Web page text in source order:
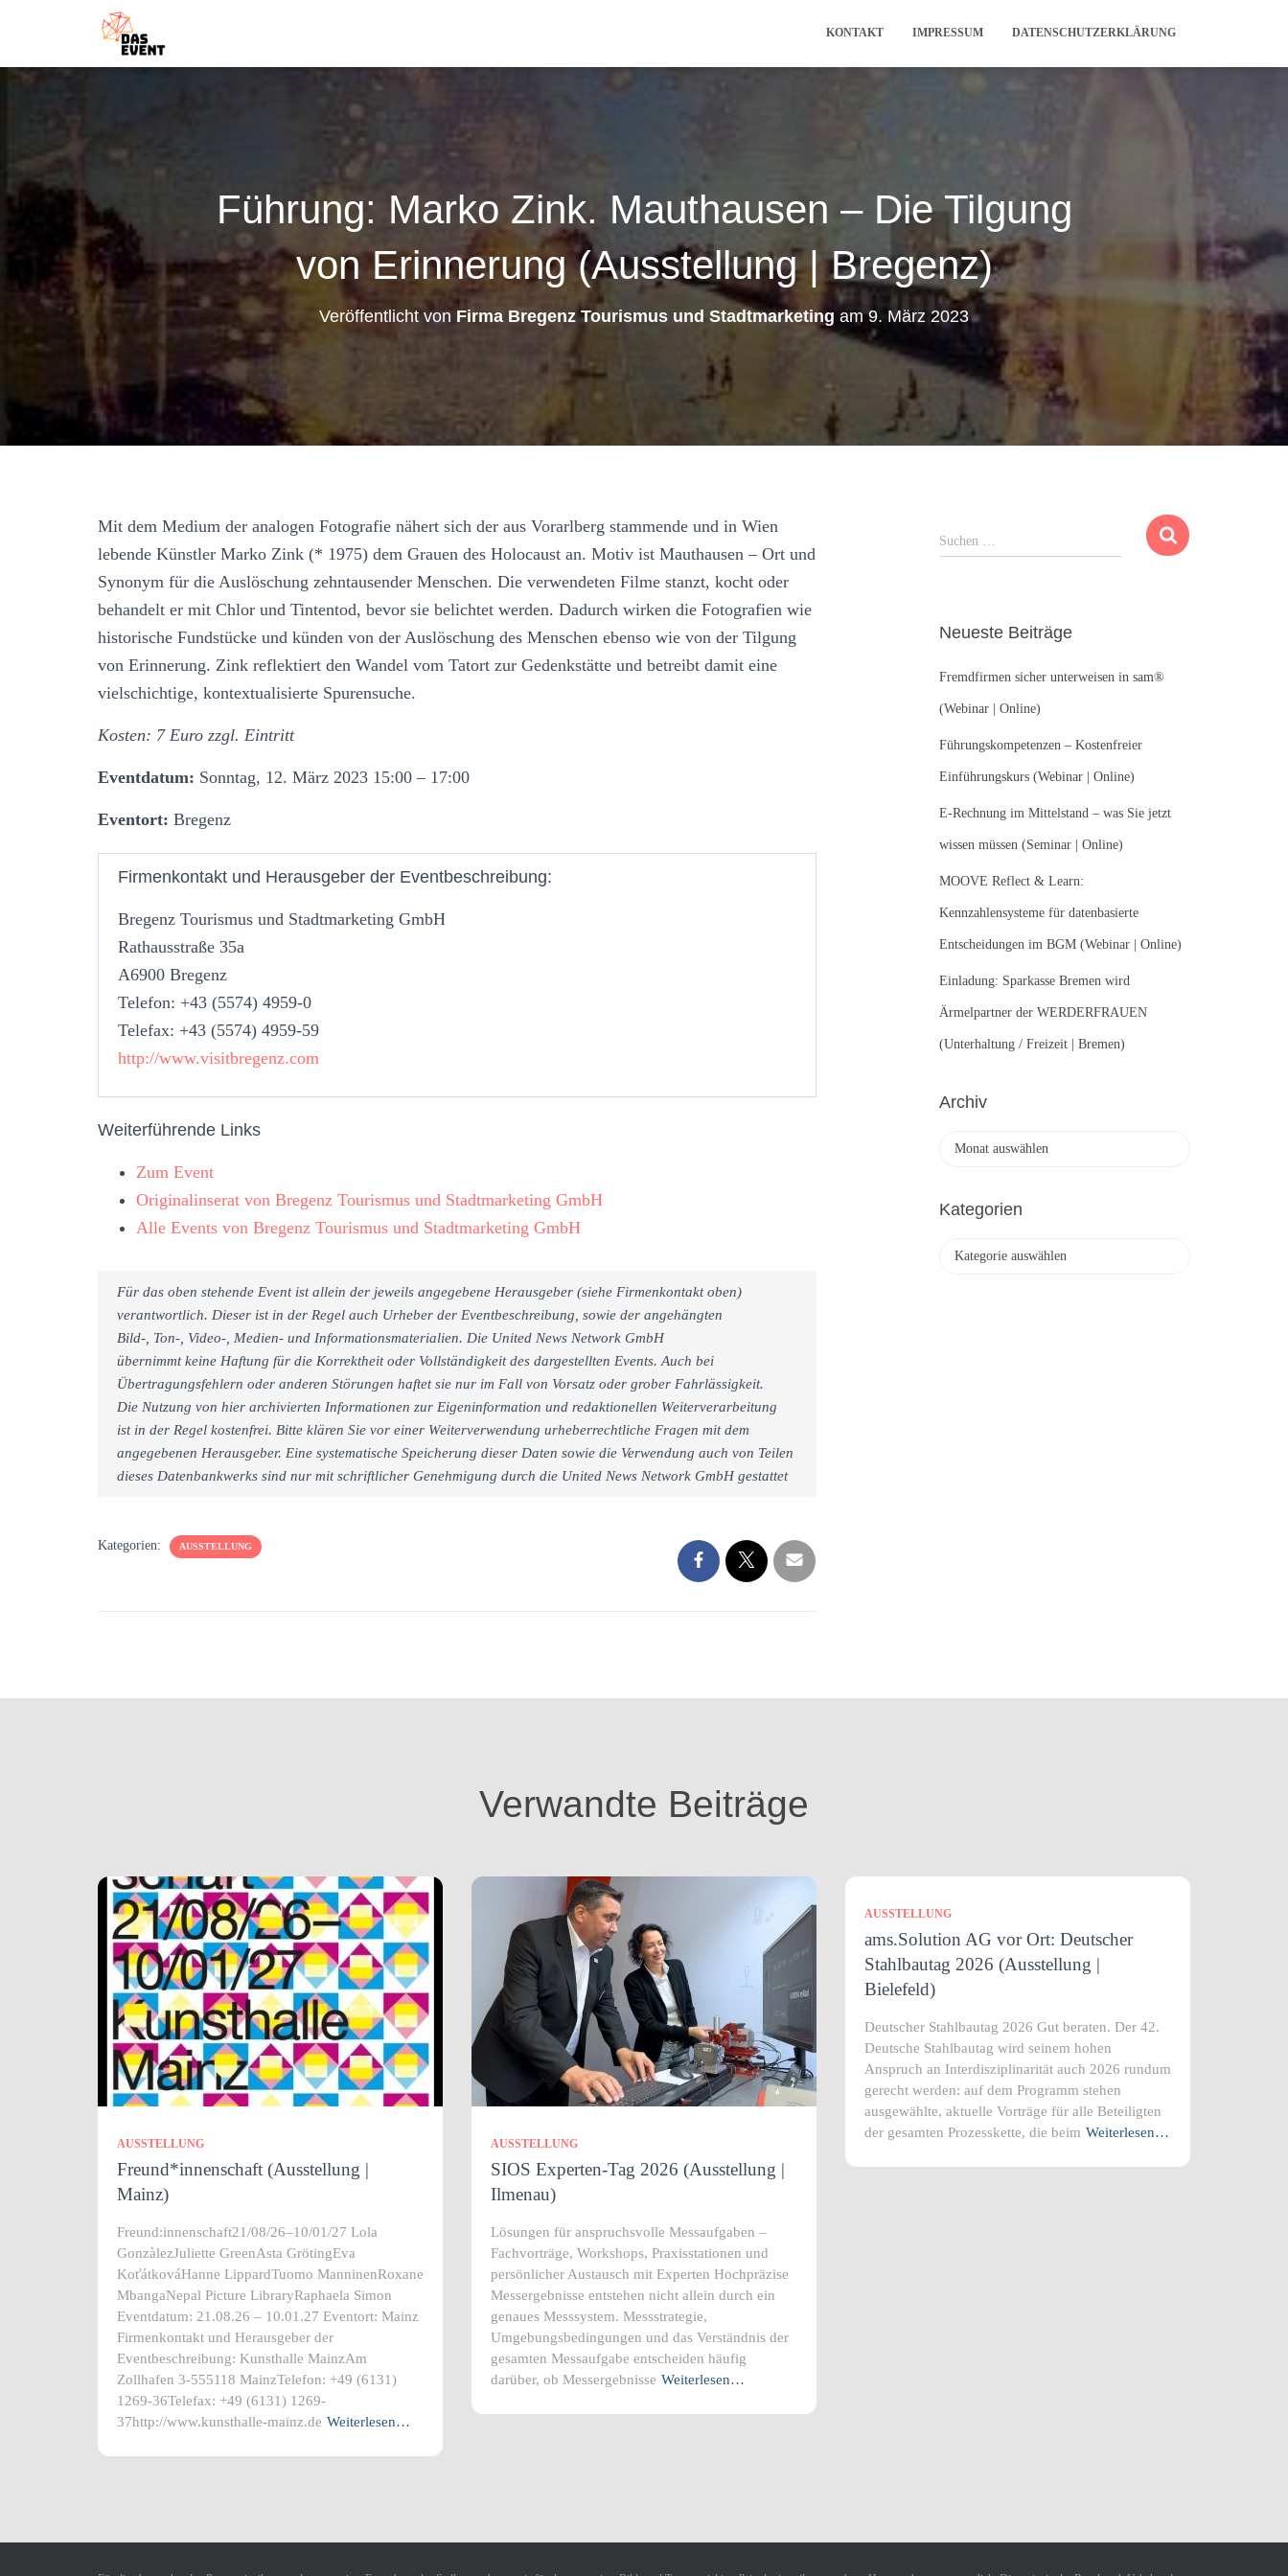
KONTAKT IMPRESSUM DATENSCHUTZERKLÄRUNG
Führung: Marko Zink. Mauthausen – Die Tilgung
von Erinnerung (Ausstellung | Bregenz)
Veröffentlicht von Firma Bregenz Tourismus und Stadtmarketing am9. März 2023
Mit dem Medium der analogen Fotografie nähert sich der aus Vorarlberg stammende und in Wien
lebende Künstler Marko Zink (* 1975) dem Grauen des Holocaust an. Motiv ist Mauthausen – Ort und
Synonym für die Auslöschung zehntausender Menschen. Die verwendeten Filme stanzt, kocht oder
behandelt er mit Chlor und Tintentod, bevor sie belichtet werden. Dadurch wirken die Fotografien wie
historische Fundstücke und künden von der Auslöschung des Menschen ebenso wie von der Tilgung
von Erinnerung. Zink reflektiert den Wandel vom Tatort zur Gedenkstätte und betreibt damit eine
vielschichtige, kontextualisierte Spurensuche.
Kosten: 7 Euro zzgl. Eintritt
Eventdatum: Sonntag, 12. März 2023 15:00 – 17:00
Eventort: Bregenz
Firmenkontakt und Herausgeber der Eventbeschreibung:
Bregenz Tourismus und Stadtmarketing GmbH
Rathausstraße 35a
A6900 Bregenz
Telefon: +43 (5574) 4959-0
Telefax: +43 (5574) 4959-59
http://www.visitbregenz.com
Weiterführende Links
Zum Event
Originalinserat von Bregenz Tourismus und Stadtmarketing GmbH
Alle Events von Bregenz Tourismus und Stadtmarketing GmbH
Für das oben stehende Event ist allein der jeweils angegebene Herausgeber (siehe Firmenkontakt oben)
verantwortlich. Dieser ist in der Regel auch Urheber der Eventbeschreibung, sowie der angehängten
Bild-, Ton-, Video-, Medien- und Informationsmaterialien. Die United News Network GmbH
übernimmt keine Haftung für die Korrektheit oder Vollständigkeit des dargestellten Events. Auch bei
Übertragungsfehlern oder anderen Störungen haftet sie nur im Fall von Vorsatz oder grober Fahrlässigkeit.
Die Nutzung von hier archivierten Informationen zur Eigeninformation und redaktionellen Weiterverarbeitung
ist in der Regel kostenfrei. Bitte klären Sie vor einer Weiterverwendung urheberrechtliche Fragen mit dem
angegebenen Herausgeber. Eine systematische Speicherung dieser Daten sowie die Verwendung auch von Teilen
dieses Datenbankwerks sind nur mit schriftlicher Genehmigung durch die United News Network GmbH gestattet
Kategorien: AUSSTELLUNG
u
n
a
c
:
Suchen …
Neueste Beiträge
Fremdfirmen sicher unterweisen in sam®
(Webinar | Online)
Führungskompetenzen – Kostenfreier
Einführungskurs (Webinar | Online)
E-Rechnung im Mittelstand – was Sie jetzt
wissen müssen (Seminar | Online)
MOOVE Reflect & Learn:
Kennzahlensysteme für datenbasierte
Entscheidungen im BGM (Webinar | Online)
Einladung: Sparkasse Bremen wird
Ärmelpartner der WERDERFRAUEN
(Unterhaltung / Freizeit | Bremen)
Archiv
h
Kategorien
Verwandte Beiträge
AUSSTELLUNG
Freund*innenschaft (Ausstellung |
Mainz)
Freund:innenschaft21/08/26–10/01/27 Lola
GonzàlezJuliette GreenAsta GrötingEva
KoťátkováHanne LippardTuomo ManninenRoxane
MbangaNepal Picture LibraryRaphaela Simon
Eventdatum: 21.08.26 – 10.01.27 Eventort: Mainz
Firmenkontakt und Herausgeber der
Eventbeschreibung: Kunsthalle MainzAm
Zollhafen 3-555118 MainzTelefon: +49 (6131)
1269-36Telefax: +49 (6131) 1269-
37http://www.kunsthalle-mainz.de Weiterlesen…
AUSSTELLUNG
SIOS Experten-Tag 2026 (Ausstellung |
Ilmenau)
Lösungen für anspruchsvolle Messaufgaben –
Fachvorträge, Workshops, Praxisstationen und
persönlicher Austausch mit Experten Hochpräzise
Messergebnisse entstehen nicht allein durch ein
genaues Messsystem. Messstrategie,
Umgebungsbedingungen und das Verständnis der
gesamten Messaufgabe entscheiden häufig
darüber, ob Messergebnisse Weiterlesen…
AUSSTELLUNG
ams.Solution AG vor Ort: Deutscher
Stahlbautag 2026 (Ausstellung |
Bielefeld)
Deutscher Stahlbautag 2026 Gut beraten. Der 42.
Deutsche Stahlbautag wird seinem hohen
Anspruch an Interdisziplinarität auch 2026 rundum
gerecht werden: auf dem Programm stehen
ausgewählte, aktuelle Vorträge für alle Beteiligten
der gesamten Prozesskette, die beim Weiterlesen…